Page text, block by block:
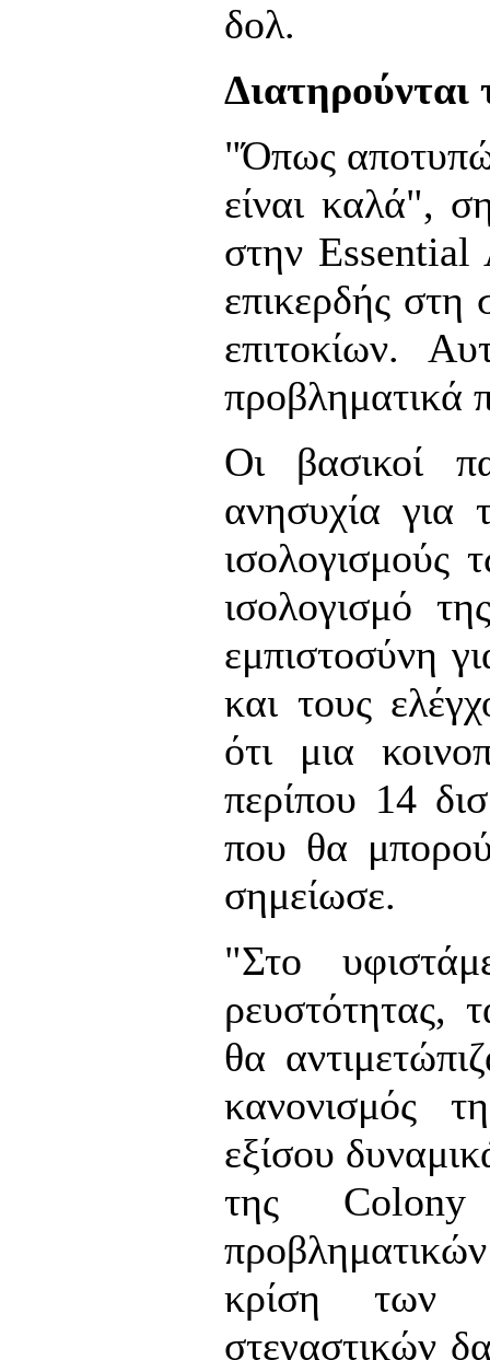
δολ.
Διατηρούνται
"Όπως
είναι καλά",
στην Essential
επικερδής στη
επιτοκίων.
προβληματικά
Οι βασικοί
ανησυχία για
ισολογισμό
εμπιστοσύνη
και τους
ότι μια
περίπου 14
που θα
σημείωσε.
"Στο
ρευστότητας,
θα
κανονισμός
εξίσου
της Colony
κρίση των
στεγαστικών